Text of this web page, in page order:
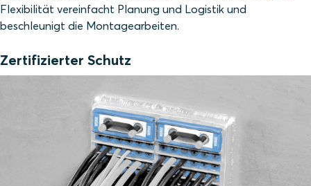
Flexibilität vereinfacht Planung und Logistik und
beschleunigt die Montagearbeiten.
Zertifizierter Schutz